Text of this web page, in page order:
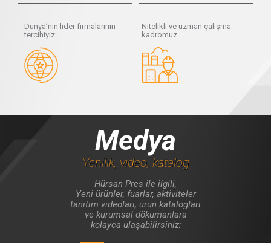
Dünya’nın lider firmalarının
tercihiyiz
Nitelikli ve uzman çalışma
kadromuz
Medya
Yenilik, video, katalog
Hürsan Pres ile ilgili,
Yeni ürünler, fuarlar, aktiviteler
tanıtım videoları, ürün katalogları
ve kurumsal dökumanlara
kolayca ulaşabilirsiniz;